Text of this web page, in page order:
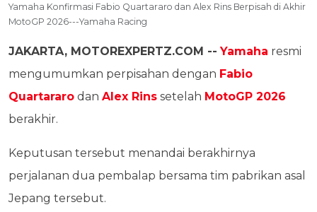
Yamaha Konfirmasi Fabio Quartararo dan Alex Rins Berpisah di Akhir
MotoGP 2026---Yamaha Racing
JAKARTA, MOTOREXPERTZ.COM -- Yamaha resmi
mengumumkan perpisahan dengan Fabio
Quartararo dan Alex Rins setelah MotoGP 2026
berakhir.
Keputusan tersebut menandai berakhirnya
perjalanan dua pembalap bersama tim pabrikan asal
Jepang tersebut.